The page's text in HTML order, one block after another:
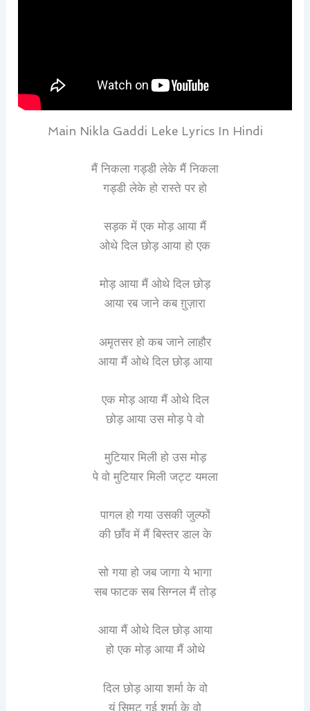
Main Nikla Gaddi Leke Lyrics In Hindi
मैं निकला गड्डी लेके मैं निकला
गड्डी लेके हो रास्ते पर हो
सड़क में एक मोड़ आया मैं
ओथे दिल छोड़ आया हो एक
मोड़ आया मैं ओथे दिल छोड़
आया रब जाने कब ग़ुज़ारा
अमृतसर हो कब जाने लाहौर
आया मैं ओथे दिल छोड़ आया
एक मोड़ आया मैं ओथे दिल
छोड़ आया उस मोड़ पे वो
मुटियार मिली हो उस मोड़
पे वो मुटियार मिली जट्ट यमला
पागल हो गया उसकी जुल्फों
की छाँव में मैं बिस्तर डाल के
सो गया हो जब जागा ये भागा
सब फाटक सब सिग्नल मैं तोड़
आया मैं ओथे दिल छोड़ आया
हो एक मोड़ आया मैं ओथे
दिल छोड़ आया शर्मा के वो
यूं सिमट गई शर्मा के वो